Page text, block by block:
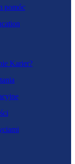
Karier?
pomóc